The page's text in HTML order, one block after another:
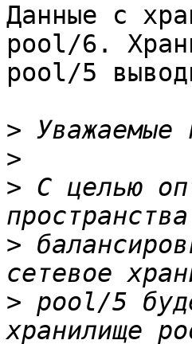
Данные с
pool/6.
pool/5
>
>
> С целью
>
> pool/5